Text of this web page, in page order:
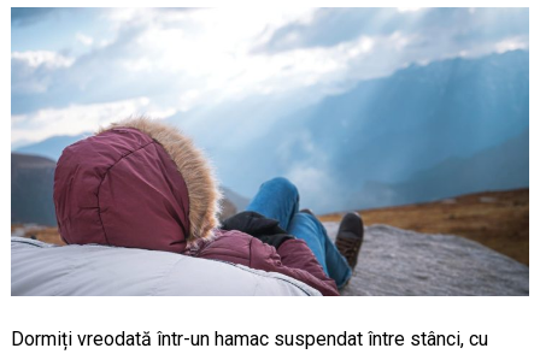
Dormiți vreodată într-un hamac suspendat între stânci, cu